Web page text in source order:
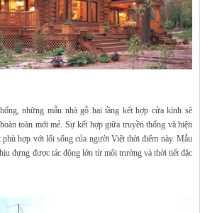
những mẫu nhà gỗ hai tầng kết hợp cửa kính sẽ
toàn mới mẻ. Sự kết hợp giữa truyền thống và hiện
phù hợp với lối sống của người Việt thời điểm này. Mẫu
đựng được tác động lớn từ môi trường và thời tiết đặc